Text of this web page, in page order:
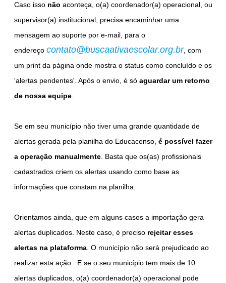
Caso isso não aconteça, o(a) coordenador(a) operacional, ou
supervisor(a) institucional, precisa encaminhar uma
mensagem ao suporte por e-mail, para o
endereço contato@buscaativaescolar.org.br, com
um print da página onde mostra o status como concluído e os
'alertas pendentes'. Após o envio, é só aguardar um retorno
de nossa equipe.
Se em seu município não tiver uma grande quantidade de
alertas gerada pela planilha do Educacenso, é possível fazer
a operação manualmente. Basta que os(as) profissionais
cadastrados criem os alertas usando como base as
informações que constam na planilha.
Orientamos ainda, que em alguns casos a importação gera
alertas duplicados. Neste caso, é preciso rejeitar esses
alertas na plataforma. O município não será prejudicado ao
realizar esta ação. E se o seu município tem mais de 10
alertas duplicados, o(a) coordenador(a) operacional pode